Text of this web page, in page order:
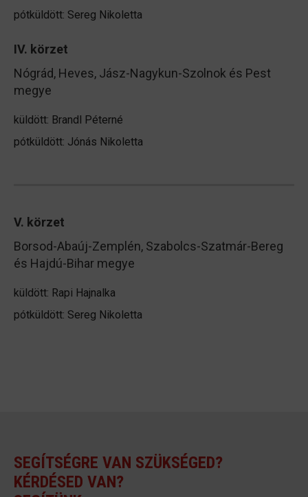
pótküldött: Sereg Nikoletta
IV. körzet
Nógrád, Heves, Jász-Nagykun-Szolnok és Pest
megye
küldött: Brandl Péterné
pótküldött: Jónás Nikoletta
V. körzet
Borsod-Abaúj-Zemplén, Szabolcs-Szatmár-Bereg
és Hajdú-Bihar megye
küldött: Rapi Hajnalka
pótküldött: Sereg Nikoletta
SEGÍTSÉGRE VAN SZÜKSÉGED?
KÉRDÉSED VAN?